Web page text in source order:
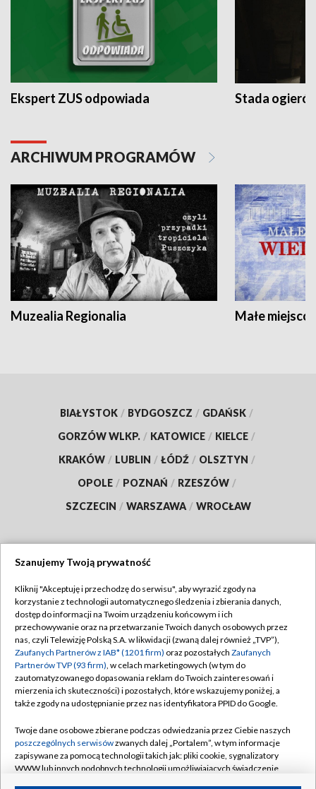
Ekspert ZUS odpowiada Stada
ARCHIWUM PROGRAMÓW
Muzealia Regionalia Małe
BIAŁYSTOK / BYDGOSZCZ / GDAŃSK /
GORZÓW WLKP. / KATOWICE / KIELCE /
KRAKÓW / LUBLIN / ŁÓDŹ / OLSZTYN /
OPOLE / POZNAŃ / RZESZÓW /
SZCZECIN / WARSZAWA / WROCŁAW
TVP
Abonament TVP
Emisja w TVP
Centrum informacji TVP
Naziemna Telewizja Cyfrowa
Rada Programowa
System NOS
Informacje o nadawcy
Regulamin TVP
Polityka prywatności
Moje zgody
Pomoc
Kontakt
Szanujemy Twoją prywatność
Kliknij "Akceptuję i przechodzę do serwisu", aby wyrazić zgody na
korzystanie z technologii automatycznego śledzenia i zbierania danych,
dostęp do informacji na Twoim urządzeniu końcowym i ich
przechowywanie oraz na przetwarzanie Twoich danych osobowych przez
nas, czyli Telewizję Polską S.A. w likwidacji (zwaną dalej również „TVP”),
Zaufanych Partnerów z IAB* (1201 firm) oraz pozostałych Zaufanych
Partnerów TVP (93 firm), w celach marketingowych (w tym do
zautomatyzowanego dopasowania reklam do Twoich zainteresowań i
mierzenia ich skuteczności) i pozostałych, które wskazujemy poniżej, a
także zgody na udostępnianie przez nas identyfikatora PPID do Google.
Twoje dane osobowe zbierane podczas odwiedzania przez Ciebie naszych
poszczególnych serwisówzwanych dalej „Portalem”, w tym informacje
zapisywane za pomocą technologii takich jak: pliki cookie, sygnalizatory
WWW lub innych podobnych technologii umożliwiających świadczenie